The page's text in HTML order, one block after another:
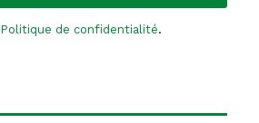
Politique de confidentialité.